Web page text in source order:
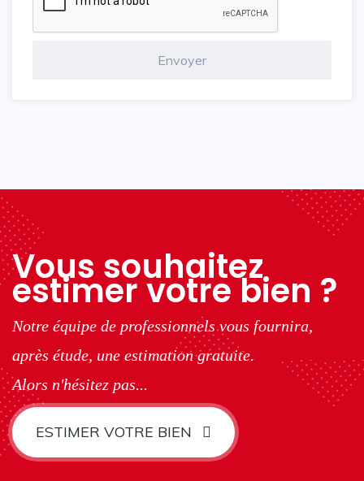
Vous souhaitez
estimer votre bien ?
Notre équipe de professionnels vous fournira,
après étude, une estimation gratuite.
Alors n'hésitez pas...
ESTIMER VOTRE BIEN